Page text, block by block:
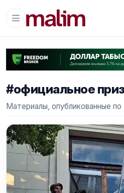
#официальное
Материалы, опубликованные по